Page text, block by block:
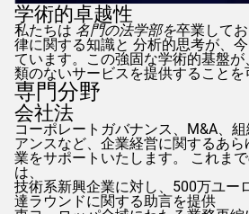
学術的卓越性
私たちは 名門の法学部を卒業して
律に関する知識と 分析的思考が、
ています。この強固な学術的基盤
類のないサービスを提供することを
専門分野
会社法
コーポレートガバナンス、M&A、
アンスなど、企業経営に関するあ
業をサポートいたします。 これま
は、
技術系新興企業に対し、500万ユー
達ラウンドに関する助言を提供